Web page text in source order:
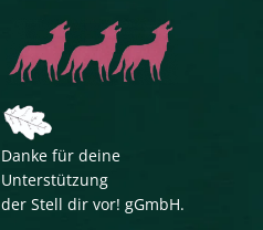
Danke für deine
Unterstützung
der Stell dir vor! gGmbH.